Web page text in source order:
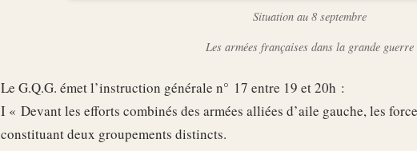
Situation au 8 septembre
Les armées françaises dans la grande guerre
Le G.Q.G. émet l’instruction générale n° 17 entre 19 et 20h :
I « Devant les efforts combinés des armées alliées d’aile gauche, les
constituant deux groupements distincts.